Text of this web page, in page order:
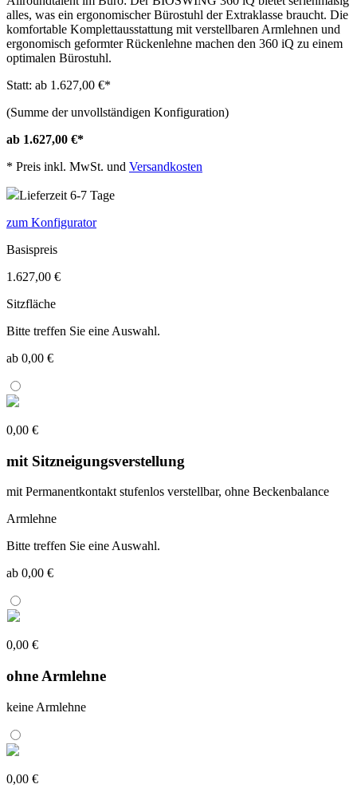
alles, was ein ergonomischer Bürostuhl der Extraklasse braucht. Die
komfortable Komplettausstattung mit verstellbaren Armlehnen und
ergonomisch geformter Rückenlehne machen den 360 iQ zu einem
optimalen Bürostuhl.
Statt: ab 1.627,00 €*
(Summe der unvollständigen Konfiguration)
ab 1.627,00 €*
* Preis inkl. MwSt. und Versandkosten
Lieferzeit 6-7 Tage
zum Konfigurator
Basispreis
1.627,00 €
Sitzfläche
Bitte treffen Sie eine Auswahl.
ab 0,00 €
0,00 €
mit Sitzneigungsverstellung
mit Permanentkontakt stufenlos verstellbar, ohne Beckenbalance
Armlehne
Bitte treffen Sie eine Auswahl.
ab 0,00 €
0,00 €
ohne Armlehne
keine Armlehne
0,00 €